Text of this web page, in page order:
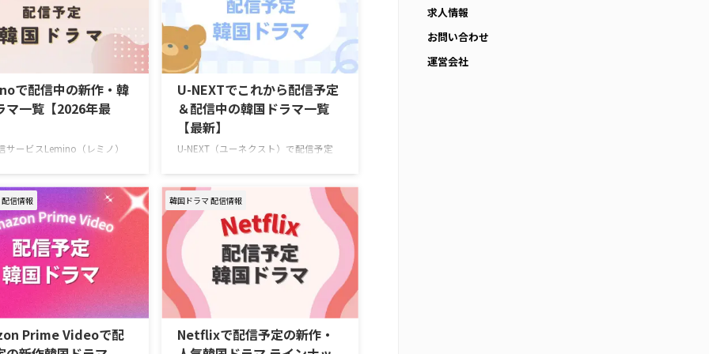
で配信中の新作・韓
マ一覧【2026年最
サービスLemino（レミノ）
する韓国ドラマ 韓国ドラマ
ビュ― ～My Idol, My Debut
日（木）スタート 推しの悲
を阻止するため8年前へタイ
プしたファンが、アイドル練
て運命を変えようと奮闘する
リップK-POPロマンスコメデ
ハン・グムビ 脚本チェ・ヨ
ストQ（THE BOYZ）、ファ
、ナナ（WOOAH）、カエデ
U-NEXTでこれから配信予定
＆配信中の韓国ドラマ一覧
【最新】
U-NEXT（ユーネクスト）で配信予定
注目の新作も合わせてお届け。（随時
更新） ＞＞おすすめの韓国ドラマ一覧
はこちら ＞＞中国ドラマのU-NEXT配
信予定リストはこちら U-NEXT 最新エ
ピソードが毎週更新中の韓国ドラマ 韓
国ドラマ『君へと続く僕のドリー
ム！』 10代の終わりに初恋を経験した
二人が15年ぶりに再会し、夢と愛をと
もに追いかけていく甘酸っぱくも現実
的なロマンティックコメディ。 演出
信情報
Prime Videoで配
韓国ドラマ 配信情報
Netflixで配信予定の新作・
求人情報
お問い合わせ
運営会社